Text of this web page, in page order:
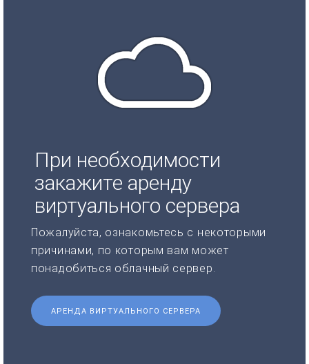
При необходимости
закажите аренду
виртуального сервера
Пожалуйста, ознакомьтесь с некоторыми
причинами, по которым вам может
понадобиться облачный сервер.
АРЕНДА ВИРТУАЛЬНОГО СЕРВЕРА